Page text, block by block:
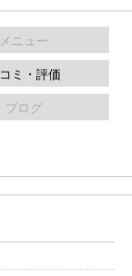
メニュー
ミ・評価
ブログ